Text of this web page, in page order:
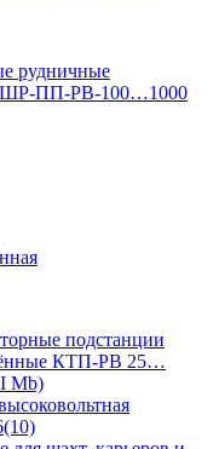
рудничные
ШР-ПП-РВ-100…1000
подстанции
КТП-РВ 25…
Mb)